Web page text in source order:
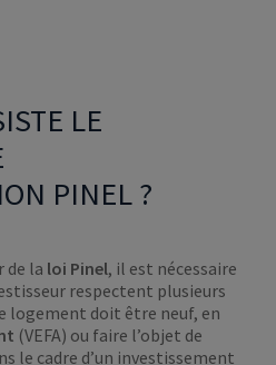
LE
PINEL ?
de la loi Pinel, il est nécessaire
respectent plusieurs
logement doit être neuf, en
(VEFA) ou faire l’objet de
le cadre d’un investissement